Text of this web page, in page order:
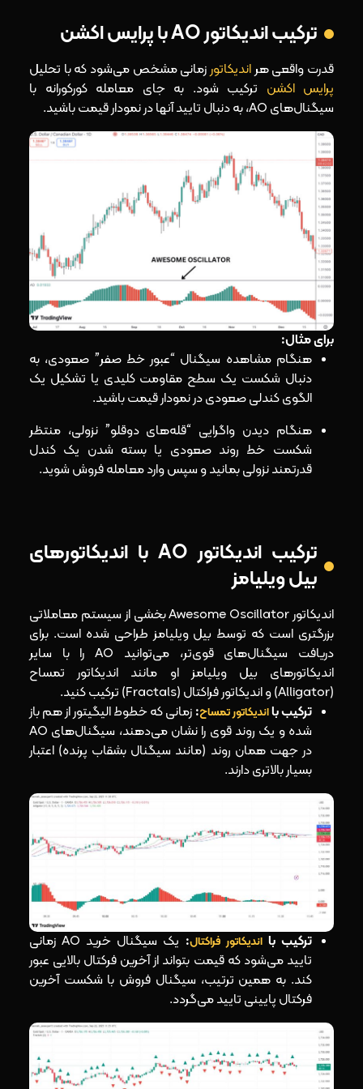
ترکیب اندیکاتور AO با پرایس اکشن
قدرت واقعی هراندیکاتورزمانی مشخص می‌شود که با تحلیل
پرایس اکشن ترکیب شود. به جای معامله کورکورانه با
سیگنال‌های AO، به دنبال تایید آنها در نمودار قیمت باشید.
برای مثال:
هنگام مشاهده سیگنال “عبور خط صفر” صعودی، به
دنبال شکست یک سطح مقاومت کلیدی یا تشکیل یک
الگوی کندلی صعودی در نمودار قیمت باشید.
هنگام دیدن واگرایی “قله‌های دوقلو” نزولی، منتظر
شکست خط روند صعودی یا بسته شدن یک کندل
قدرتمند نزولی بمانید و سپس وارد معامله فروش شوید.
ترکیب اندیکاتور AO با اندیکاتورهای
بیل ویلیامز
اندیکاتور Awesome Oscillator بخشی از سیستم معاملاتی
بزرگتری است که توسط بیل ویلیامز طراحی شده است. برای
دریافت سیگنال‌های قوی‌تر، می‌توانید AO را با سایر
اندیکاتورهای بیل ویلیامز او مانند اندیکاتور تمساح
(Alligator) و اندیکاتور فراکتال (Fractals) ترکیب کنید.
ترکیب بااندیکاتور تمساح: زمانی که خطوط الیگیتور از هم باز
شده و یک روند قوی را نشان می‌دهند، سیگنال‌های AO
در جهت همان روند (مانند سیگنال بشقاب پرنده) اعتبار
بسیار بالاتری دارند.
ترکیب بااندیکاتور فراکتال:
یک سیگنال خرید AO زمانی
تایید می‌شود که قیمت بتواند از آخرین فرکتال بالایی عبور
کند. به همین ترتیب، سیگنال فروش با شکست آخرین
فرکتال پایینی تایید می‌گردد.